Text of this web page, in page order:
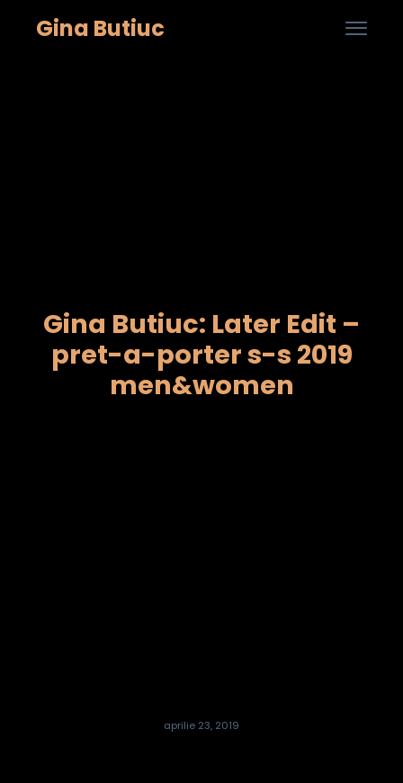
Gina Butiuc
Gina Butiuc: Later Edit –
pret-a-porter s-s 2019
men&women
aprilie 23, 2019